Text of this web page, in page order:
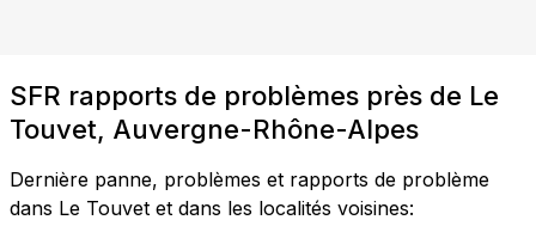
SFR rapports de problèmes près de Le
Touvet, Auvergne-Rhône-Alpes
Dernière panne, problèmes et rapports de problème
dans Le Touvet et dans les localités voisines: